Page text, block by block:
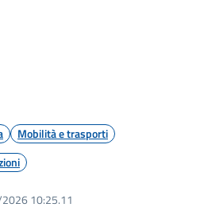
Mobilità e trasporti
10:25.11